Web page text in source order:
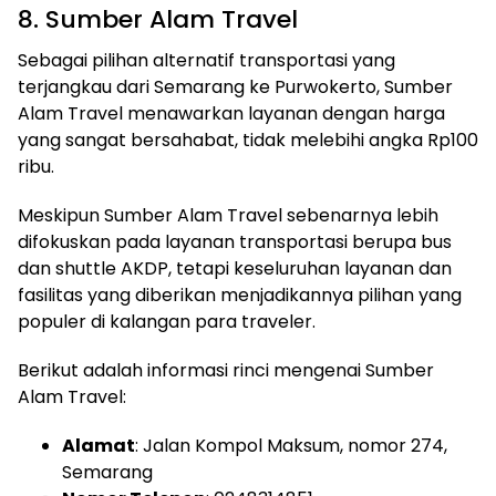
8. Sumber Alam Travel
Sebagai pilihan alternatif transportasi yang
terjangkau dari Semarang ke Purwokerto, Sumber
Alam Travel menawarkan layanan dengan harga
yang sangat bersahabat, tidak melebihi angka Rp100
ribu.
Meskipun Sumber Alam Travel sebenarnya lebih
difokuskan pada layanan transportasi berupa bus
dan shuttle AKDP, tetapi keseluruhan layanan dan
fasilitas yang diberikan menjadikannya pilihan yang
populer di kalangan para traveler.
Berikut adalah informasi rinci mengenai Sumber
Alam Travel:
Alamat: Jalan Kompol Maksum, nomor 274,
Semarang